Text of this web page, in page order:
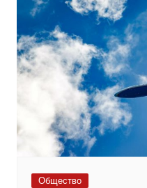
Общество